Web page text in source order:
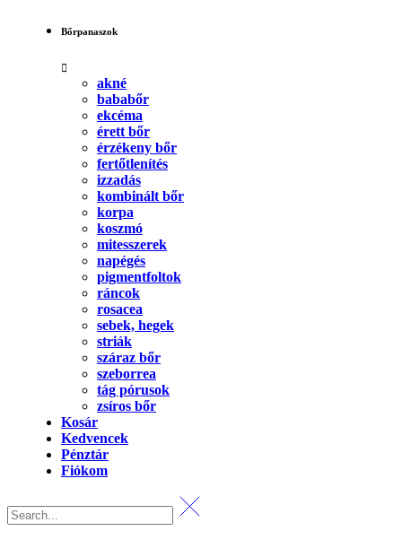
Bőrpanaszok
akné
bababőr
ekcéma
érett bőr
érzékeny bőr
fertőtlenítés
izzadás
kombinált bőr
korpa
koszmó
mitesszerek
napégés
pigmentfoltok
ráncok
rosacea
sebek, hegek
striák
száraz bőr
szeborrea
tág pórusok
zsíros bőr
Kosár
Kedvencek
Pénztár
Fiókom